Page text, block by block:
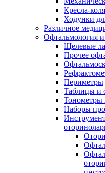
Кресла-
Ходунки
Различное
Офтальмология
Щелевые
Прочее
Периметры
Таблицы и
Тонометры
Наборы